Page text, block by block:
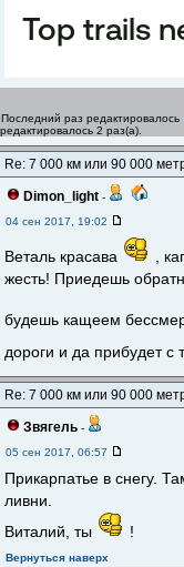
Последний раз редактировалось
редактировалось 2 раз(а).
Re: 7 000 км или 90 000
Dimon_light -
04 сен 2017, 19:02
Веталь красава
,
жесть! Приедешь
будешь кащеем
дороги и да прибудет с
Re: 7 000 км или 90 000
Звягель -
05 сен 2017, 06:57
Прикарпатье в снегу.
ливни.
Виталий, ты
!
Вернуться наверх